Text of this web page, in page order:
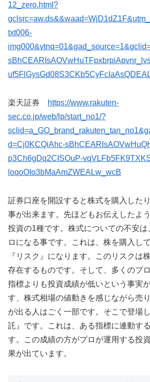
12_zero.html?
txt006-
楽天証券
https://www.rakuten-
sec.co.jp/web/lp/start_no1/?
d=Cj0KCQiAhc-
p3Ch6gDq2CISOuP-
loqoOIo3bMaAmZWEALw_wcB
証券口座を開設すると株式を購入した
事が出来ます。先ほどもお伝えしたよ
投資の1種です。株式についての不安
ロになる事です。これは、株を購入し
『リスク』になります。このリスクは
存在するものです。そして、多くのプ
指標よりも投資成績が低いという事実
す、株式相場の値動きを感じながら売
が出る人はごく一部です。そこで登場
託』です。これは、ある指標に連動す
す。この成績の方がプロが運用する投
果が出ています。